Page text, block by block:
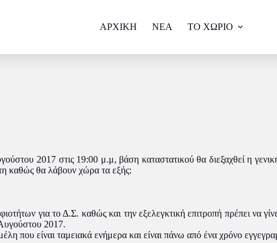
ΑΡΧΙΚΗ NEA ΤΟ ΧΩΡΙΟ
2017 στις 19:00 μ.μ, βάση καταστατικού θα διεξαχθεί η
καθώς θα λάβουν χώρα τα εξής:
για το Δ.Σ. καθώς και την εξελεγκτική επιτροπή πρέπει να
2017.
που είναι ταμειακά ενήμερα και είναι πάνω από ένα χρόνο